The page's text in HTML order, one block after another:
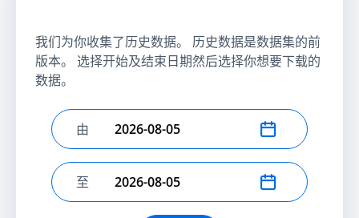
我们为你收集了历史数据。 历史数据是数据集的前
版本。 选择开始及结束日期然后选择你想要下载的
数据。
选择开始日期
由
选择结束日期
至